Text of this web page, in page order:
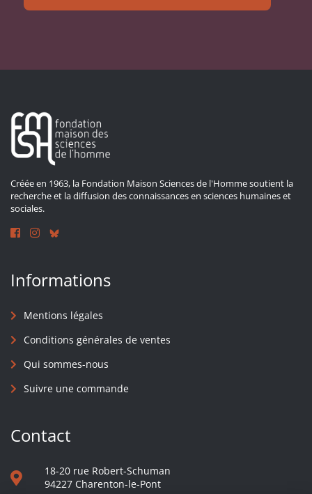
Créée en 1963, la Fondation Maison Sciences de l'Homme soutient la
recherche et la diffusion des connaissances en sciences humaines et
sociales.
Informations
Mentions légales
Conditions générales de ventes
Qui sommes-nous
Suivre une commande
Contact
18-20 rue Robert-Schuman
94227 Charenton-le-Pont